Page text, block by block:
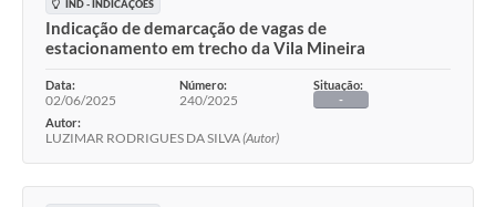
IND - INDICAÇÕES
Indicação de demarcação de vagas de
estacionamento em trecho da Vila Mineira
Data:
02/06/2025
Número:
240/2025
Situação:
-
Autor:
LUZIMAR RODRIGUES DA SILVA(Autor)